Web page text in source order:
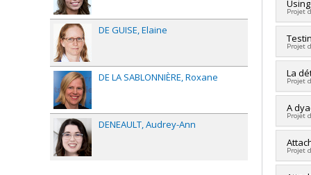
Co-
Projet
Co-
Projet
Co-
La
Projet
A
Projet
Co-
Projet
DE GUISE Elaine
DE LA SABLONNIÈRE Roxane
DENEAULT Audrey-Ann